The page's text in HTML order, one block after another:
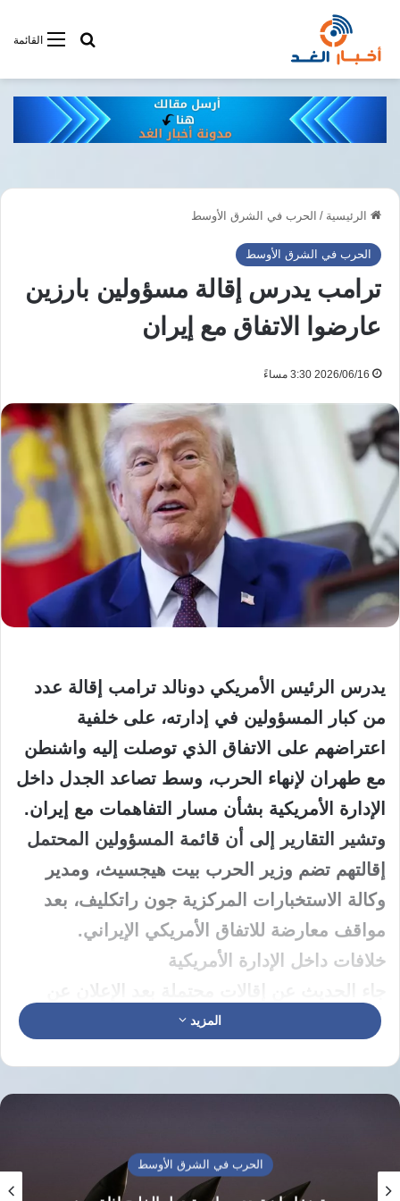
القائمةأبحت فى
الرئيسية / الحرب في الشرق الأوسط
الحرب في الشرق الأوسط
ترامب يدرس إقالة مسؤولين بارزين
عارضوا الاتفاق مع إيران
2026/06/16 3:30 مساءً
يدرس الرئيس الأمريكي دونالد ترامب إقالة عدد
من كبار المسؤولين في إدارته، على خلفية
اعتراضهم على الاتفاق الذي توصلت إليه واشنطن
مع طهران لإنهاء الحرب، وسط تصاعد الجدل داخل
الإدارة الأمريكية بشأن مسار التفاهمات مع إيران.
وتشير التقارير إلى أن قائمة المسؤولين المحتمل
إقالتهم تضم وزير الحرب بيت هيجسيث، ومدير
وكالة الاستخبارات المركزية جون راتكليف، بعد
مواقف معارضة للاتفاق الأمريكي الإيراني.
خلافات داخل الإدارة الأمريكية
اتفاق وقف الحرب بين واشنطن وطهران، والذي
حتى الآن بحصانة من الإقالة، بعدما تجنب إلى حد
المزيد
الحرب في الشرق الأوسط